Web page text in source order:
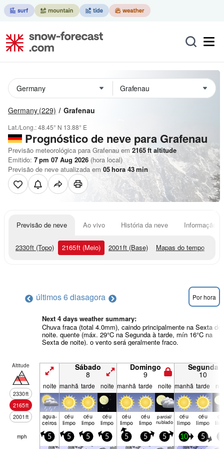
Germany (229) Grafenau
Lat./Long.:48.45° N 13.88° E
Prognóstico de neve para Grafenau
Previsão meteorológica para Grafenau em 2165ft altitude
Emitido: 7 pm 07 Aug 2026 (hora local)
Previsão de neve atualizada em 05hora 43min
Previsão de neve Ao vivo História da neve Informação
2330ft (Topo) 2165ft (Meio) 2001ft (Base) Mapas do tempo
últimos 6 diasagora Por hora
Next 4 days weather summary:
Chuva fraca (total 4.0mm), caindo principalmente na Sexta de
noite. quente (máx. 29°C na Segunda à tarde, mín 16°C na
Sexta de noite). o vento será geralmente fraco.
Altitude
2330ft
2165ft
2001ft
Sábado
8
Domingo
9
Segunda
10
noite manhã tarde noite manhã tarde noite manhã tarde
agua­
ceiros
céu
limpo
céu
limpo
céu
limpo
céu
limpo
céu
limpo
parcial/
nublado
céu
limpo
céu
limpo
mph 5 5 5 5 5 5 5 10 5